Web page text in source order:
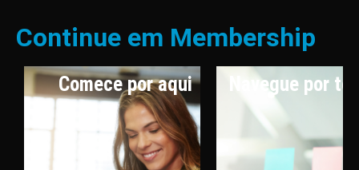
Continue em Membership
Comece por aqui Navegue por